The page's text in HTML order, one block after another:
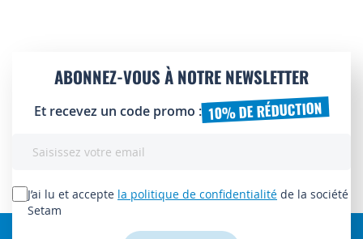
ABONNEZ-VOUS À NOTRE NEWSLETTER
Et recevez un code promo : 10% DE RÉDUCTION
lettre
d’information
J’ai lu et accepte la politique de confidentialité de la société
Setam